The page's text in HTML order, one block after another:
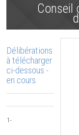
Conseil
Délibérations
à télécharger
ci-dessous -
en cours
1-